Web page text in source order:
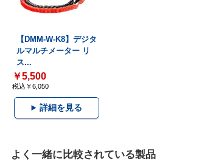
【DMM-W-K8】デジタ
ルマルチメーター リ
ス...
￥5,500
税込￥6,050
詳細を見る
よく一緒に比較されている製品